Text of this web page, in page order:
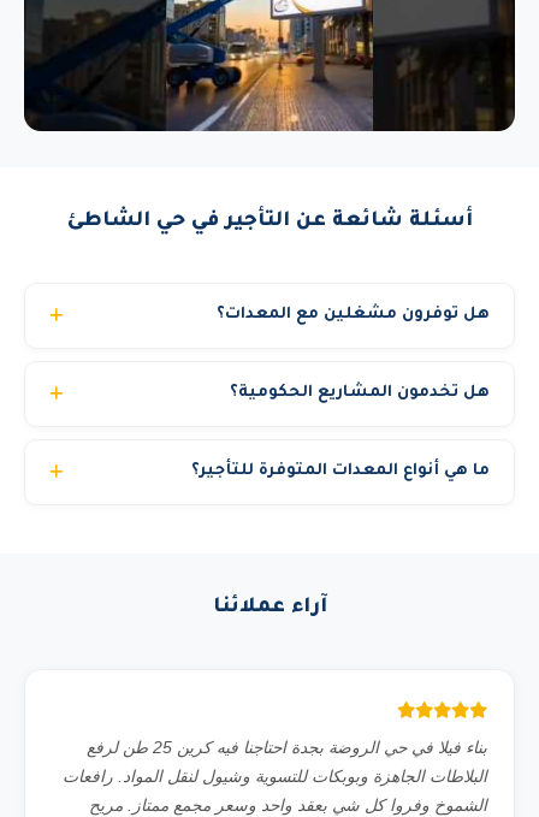
أسئلة شائعة عن التأجير في حي الشاطئ
هل توفرون مشغلين مع المعدات؟
سنوات. يمكنك اختيار استئجار المعدة مع مشغل أو بدون حسب
هل تخدمون المشاريع الحكومية؟
والشركات الكبرى والمشاريع الخاصة. نوفر جميع المستندات
ما هي أنواع المعدات المتوفرة للتأجير؟
شيول، قلاب، بلدوزر، جريدر، دكاك، مولدات كهرباء، كمبروسر،
آراء عملائنا
بناء فيلا في حي الروضة بجدة احتاجنا فيه كرين 25 طن لرفع
البلاطات الجاهزة وبوبكات للتسوية وشيول لنقل المواد. رافعات
الشموخ وفروا كل شي بعقد واحد وسعر مجمع ممتاز. مريح